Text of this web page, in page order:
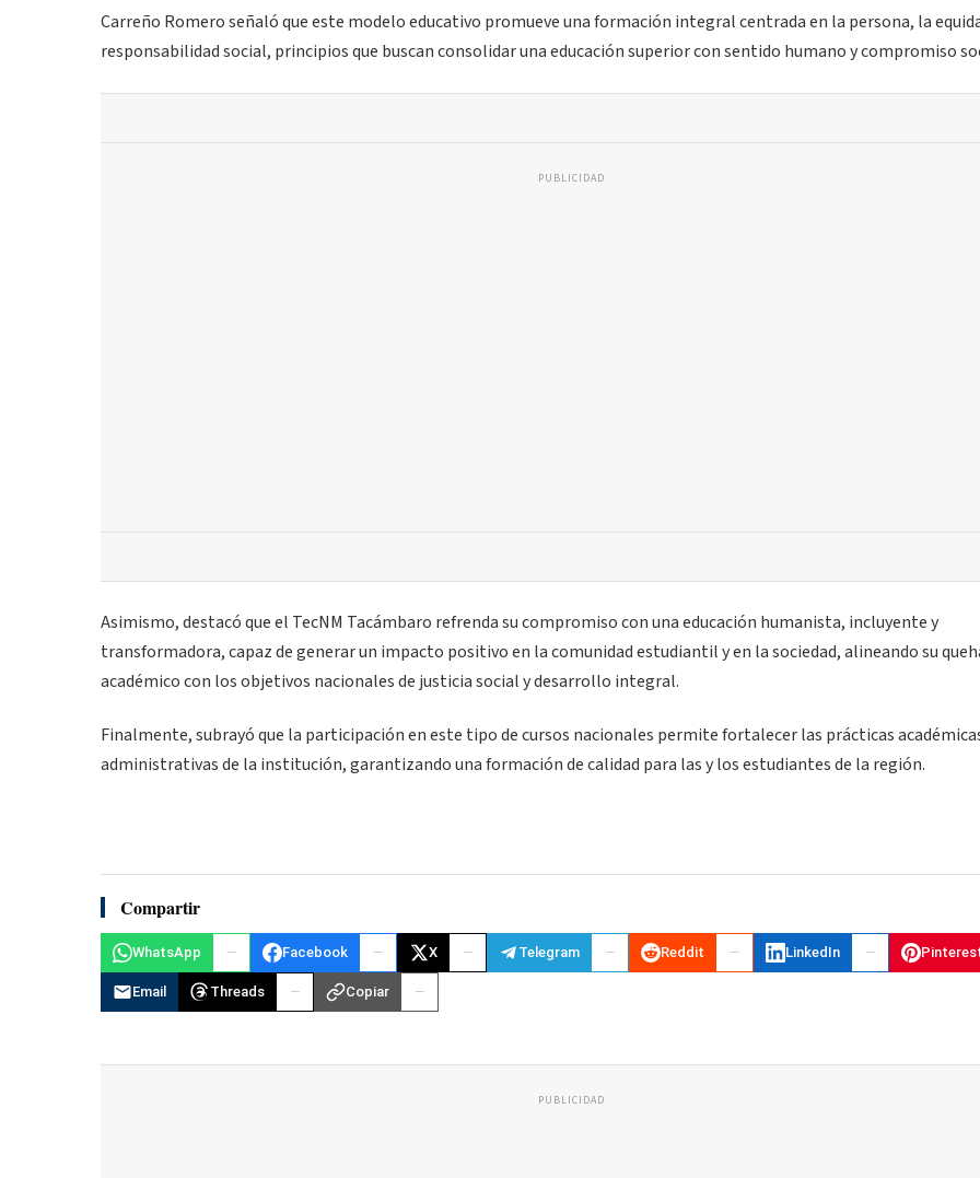
Carreño Romero señaló que este modelo educativo promueve una formación integral centrada en la persona, la
responsabilidad social, principios que buscan consolidar una educación superior con sentido humano y compromiso
PUBLICIDAD
Asimismo, destacó que el TecNM Tacámbaro refrenda su compromiso con una educación humanista, incluyente y
transformadora, capaz de generar un impacto positivo en la comunidad estudiantil y en la sociedad, alineando su
académico con los objetivos nacionales de justicia social y desarrollo integral.
Finalmente, subrayó que la participación en este tipo de cursos nacionales permite fortalecer las prácticas
administrativas de la institución, garantizando una formación de calidad para las y los estudiantes de la región.
Compartir
WhatsApp Facebook X Telegram Reddit LinkedIn
Email Threads Copiar
PUBLICIDAD